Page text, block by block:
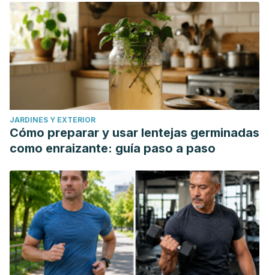
JARDINES Y EXTERIOR
Cómo preparar y usar lentejas germinadas
como enraizante: guía paso a paso